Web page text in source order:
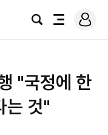
검
전
로
그
"국정에 한
는 것"